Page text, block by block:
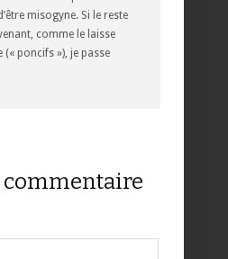
misogyne. Si le reste
comme le laisse
(« poncifs »), je passe
commentaire